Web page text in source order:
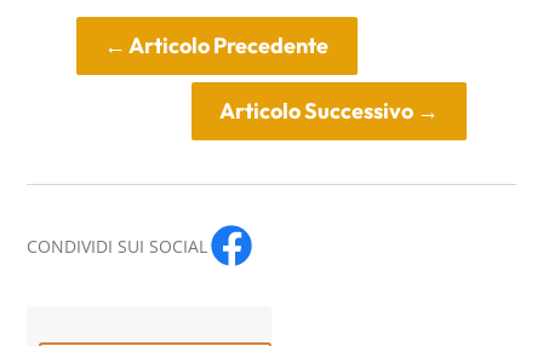
←Articolo Precedente
Articolo Successivo→
CONDIVIDI SUI SOCIAL